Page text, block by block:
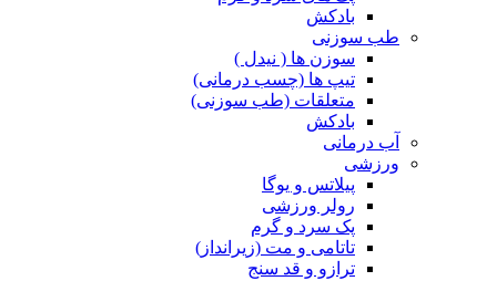
بادکش
طب سوزنی
سوزن ها ( نیدل )
تیپ ها (چسب درمانی)
متعلقات (طب سوزنی)
بادکش
آب درمانی
ورزشی
پیلاتس و یوگا
رولر ورزشی
پک سرد و گرم
تاتامی و مت (زیرانداز)
ترازو و قد سنج